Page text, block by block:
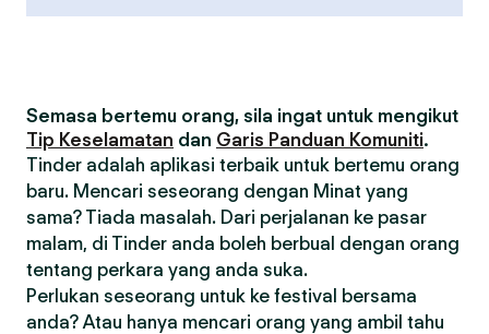
Semasa bertemu orang, sila ingat untuk mengikut
Tip Keselamatan dan Garis Panduan Komuniti.
Tinder adalah aplikasi terbaik untuk bertemu orang
baru. Mencari seseorang dengan Minat yang
sama? Tiada masalah. Dari perjalanan ke pasar
malam, di Tinder anda boleh berbual dengan orang
tentang perkara yang anda suka.
Perlukan seseorang untuk ke festival bersama
anda? Atau hanya mencari orang yang ambil tahu